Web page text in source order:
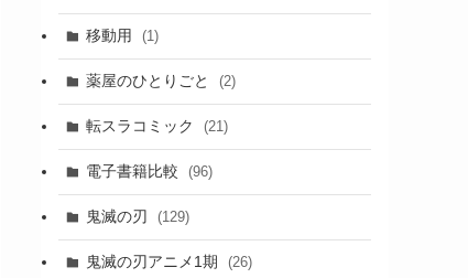
移動用 (1)
薬屋のひとりごと (2)
転スラコミック (21)
電子書籍比較 (96)
鬼滅の刃 (129)
鬼滅の刃アニメ1期 (26)